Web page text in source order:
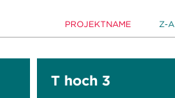
PROJEKTNAME Z-A
T hoch 3